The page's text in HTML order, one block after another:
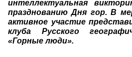
интеллектуальная
празднованию Дня гор. В
активное участие
клуба Русского
«Горные люди».